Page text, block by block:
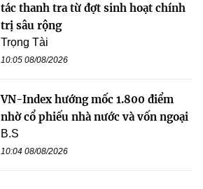
tác thanh tra từ đợt sinh hoạt chính
trị sâu rộng
Trọng Tài
10:05 08/08/2026
VN-Index hướng mốc 1.800 điểm
nhờ cổ phiếu nhà nước và vốn ngoại
B.S
10:04 08/08/2026